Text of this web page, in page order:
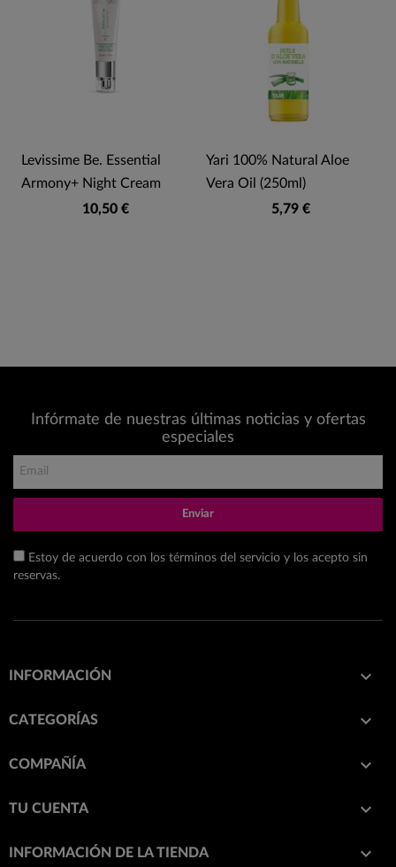
Levissime Be. Essential
Armony+ Night Cream
10,50 €
Yari 100% Natural Aloe
Vera Oil (250ml)
5,79 €
Infórmate de nuestras últimas noticias y ofertas
especiales
Enviar
Estoy de acuerdo con los términos del servicio y los acepto sin
reservas.
INFORMACIÓN 
CATEGORÍAS 
COMPAÑÍA 
TU CUENTA 
INFORMACIÓN DE LA TIENDA keyboard_arrow_down